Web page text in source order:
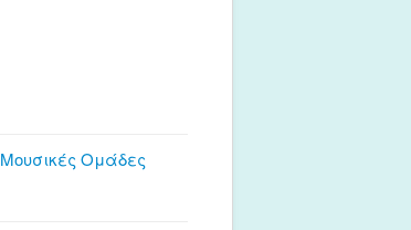
Μουσικές Ομάδες